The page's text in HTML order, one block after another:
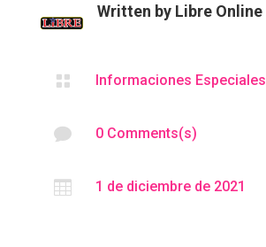
Written by Libre Online
 Informaciones Especiales
 0 Comments(s)
 1 de diciembre de 2021